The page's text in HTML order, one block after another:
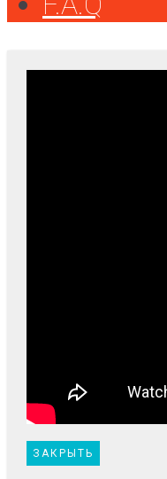
ЗАКРЫТЬ